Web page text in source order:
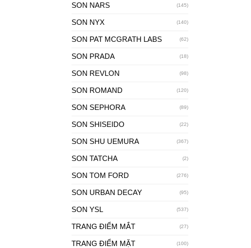
SON NARS (145)
SON NYX (140)
SON PAT MCGRATH LABS (62)
SON PRADA (18)
SON REVLON (98)
SON ROMAND (120)
SON SEPHORA (89)
SON SHISEIDO (22)
SON SHU UEMURA (367)
SON TATCHA (2)
SON TOM FORD (276)
SON URBAN DECAY (95)
SON YSL (537)
TRANG ĐIỂM MẮT (27)
TRANG ĐIỂM MẶT (100)